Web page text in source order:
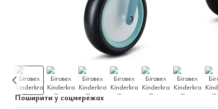
Поширити у соцмережах